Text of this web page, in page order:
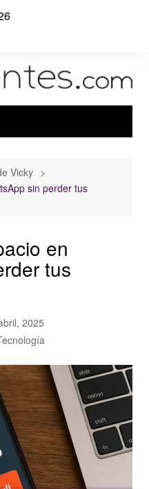
Vicky
sin perder tus
en
tus
2025